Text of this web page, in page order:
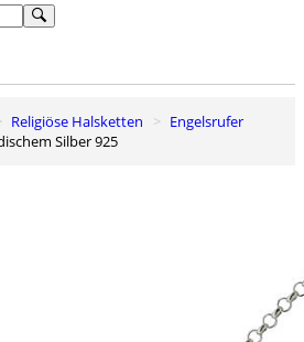
Religiöse Halsketten
Engelsrufer
Silber 925